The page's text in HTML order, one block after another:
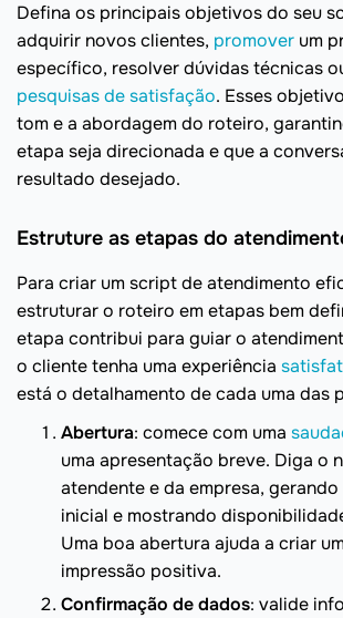
Defina os principais objetivos do seu
adquirir novos clientes, promover um
específico, resolver dúvidas técnicas
pesquisas de satisfação. Esses
tom e a abordagem do roteiro,
etapa seja direcionada e que a
resultado desejado.
Estruture as etapas do
Para criar um script de atendimento
estruturar o roteiro em etapas bem
etapa contribui para guiar o
o cliente tenha uma experiência
está o detalhamento de cada uma das
Abertura: comece com uma
uma apresentação breve. Diga o
atendente e da empresa, gerando
inicial e mostrando
Uma boa abertura ajuda a criar
impressão positiva.
Confirmação de dados: valide